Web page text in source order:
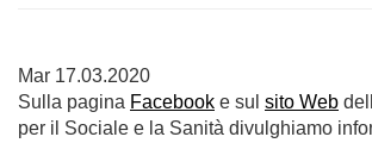
Mar 17.03.2020
Sulla pagina Facebook e sul sito Web
per il Sociale e la Sanità divulghiamo